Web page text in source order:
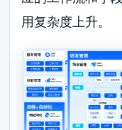
用复杂度上升。